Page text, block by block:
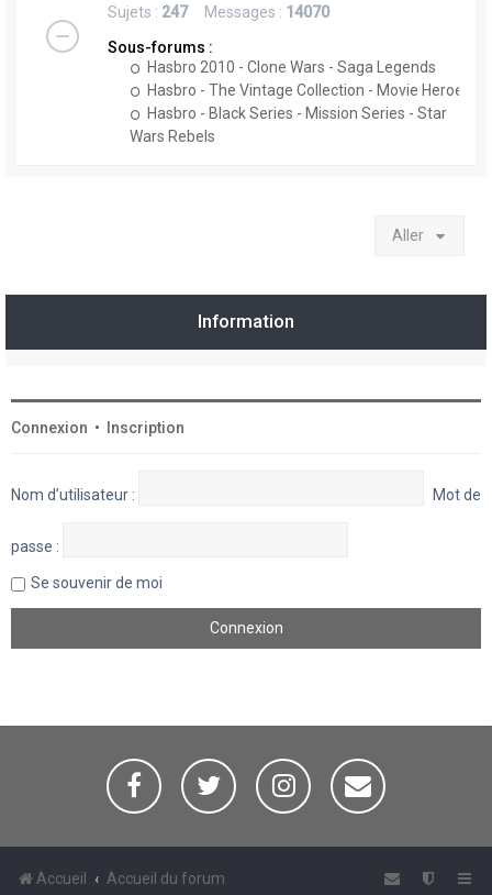
Sujets : 247Messages : 14070
Sous-forums :
Hasbro 2010 - Clone Wars - Saga Legends
Hasbro - The Vintage Collection - Movie Heroes
Hasbro - Black Series - Mission Series - Star
Wars Rebels
Aller
Information
Connexion • Inscription
Nom d’utilisateur : Mot de
passe :
Se souvenir de moi
Accueil Accueil du forum